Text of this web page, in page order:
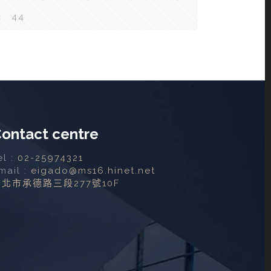
44
centre
: 02-25974321
: eigado@ms16.hinet.net
北市承德路三段277號10F